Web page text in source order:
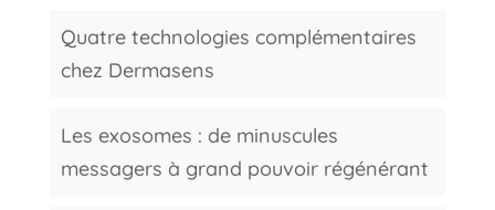
Quatre technologies complémentaires
chez Dermasens
Les exosomes : de minuscules
messagers à grand pouvoir régénérant